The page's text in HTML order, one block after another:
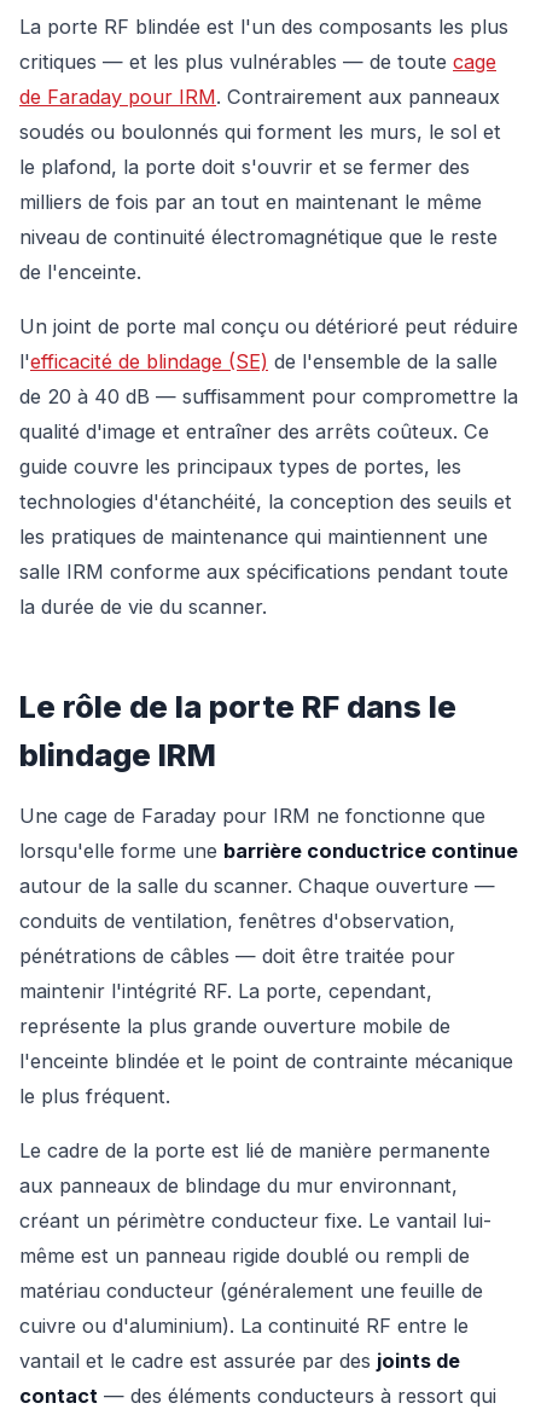
La porte RF blindée est l'un des composants les plus
critiques — et les plus vulnérables — de toute cage
de Faraday pour IRM. Contrairement aux panneaux
soudés ou boulonnés qui forment les murs, le sol et
le plafond, la porte doit s'ouvrir et se fermer des
milliers de fois par an tout en maintenant le même
niveau de continuité électromagnétique que le reste
de l'enceinte.
Un joint de porte mal conçu ou détérioré peut réduire
l'efficacité de blindage (SE) de l'ensemble de la salle
de 20 à 40 dB — suffisamment pour compromettre la
qualité d'image et entraîner des arrêts coûteux. Ce
guide couvre les principaux types de portes, les
technologies d'étanchéité, la conception des seuils et
les pratiques de maintenance qui maintiennent une
salle IRM conforme aux spécifications pendant toute
la durée de vie du scanner.
Le rôle de la porte RF dans le
blindage IRM
Une cage de Faraday pour IRM ne fonctionne que
lorsqu'elle forme une barrière conductrice continue
autour de la salle du scanner. Chaque ouverture —
conduits de ventilation, fenêtres d'observation,
pénétrations de câbles — doit être traitée pour
maintenir l'intégrité RF. La porte, cependant,
représente la plus grande ouverture mobile de
l'enceinte blindée et le point de contrainte mécanique
le plus fréquent.
Le cadre de la porte est lié de manière permanente
aux panneaux de blindage du mur environnant,
créant un périmètre conducteur fixe. Le vantail lui-
même est un panneau rigide doublé ou rempli de
matériau conducteur (généralement une feuille de
cuivre ou d'aluminium). La continuité RF entre le
vantail et le cadre est assurée par des joints de
contact — des éléments conducteurs à ressort qui